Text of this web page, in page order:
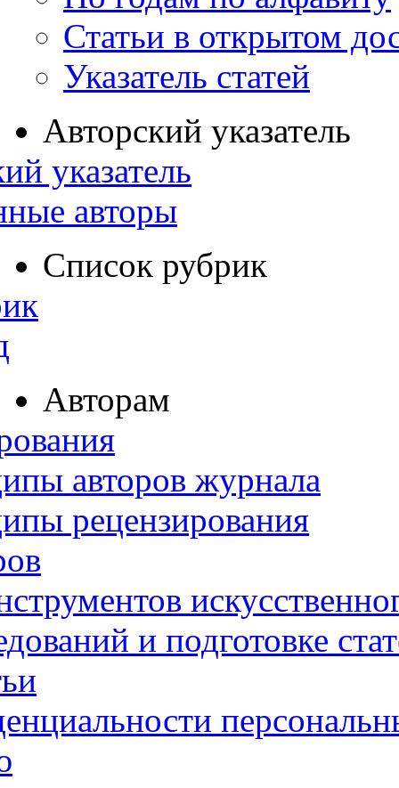
Статьи в открытом
Указатель статей
Авторский указатель
указатель
авторы
Список рубрик
Авторам
авторов журнала
рецензирования
и подготовке